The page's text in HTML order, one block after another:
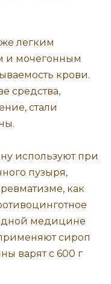
легким
и мочегонным
крови.
средства,
стали
используют при
пузыря,
как
медицине
сироп
варят с 600 г